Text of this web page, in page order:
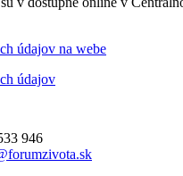
údajov na webe
údajov
946